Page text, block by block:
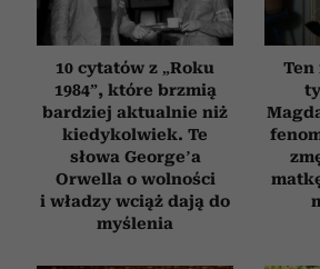
10 cytatów z „Roku
1984”, które brzmią
bardziej aktualnie niż
kiedykolwiek. Te
słowa George’a
Orwella o wolności
i władzy wciąż dają do
myślenia